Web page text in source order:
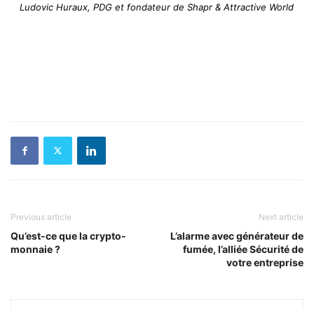
Ludovic Huraux, PDG et fondateur de Shapr & Attractive World
Previous article
Qu’est-ce que la crypto-
monnaie ?
Next article
L’alarme avec générateur de
fumée, l’alliée Sécurité de
votre entreprise